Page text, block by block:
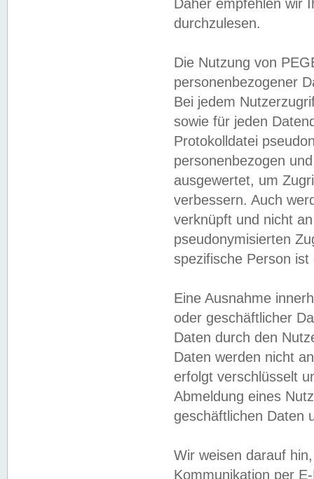
Daher empfehlen wir
durchzulesen.
Die Nutzung von
personenbezogener
Bei jedem
sowie für jeden
Protokolldatei
personenbezogen
ausgewertet, um
verbessern. Auch
verknüpft und nicht
pseudonymisierten
spezifische Person
Eine Ausnahme
oder geschäftlicher
Daten durch den
Daten werden nicht
erfolgt verschlüsselt
Abmeldung eines
geschäftlichen Daten
Wir weisen darauf
Kommunikation per